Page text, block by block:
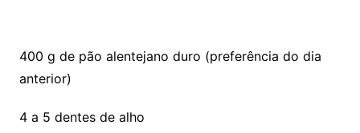
400 g de pão alentejano duro (preferência do dia
anterior)
4 a 5 dentes de alho